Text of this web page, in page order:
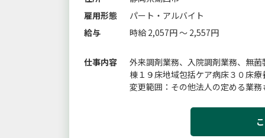
雇用形態
パート・アルバイト
給与
時給 2,057円 ～ 2,557円
仕事内容
外来調剤業務、入院調剤業務、無
棟１９床地域包括ケア病床３０床
変更範囲：その他法人の定める業務